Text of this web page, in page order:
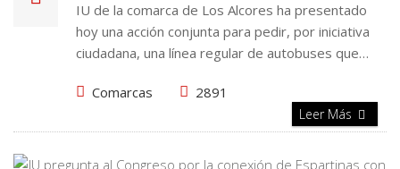
IU de la comarca de Los Alcores ha presentado
hoy una acción conjunta para pedir, por iniciativa
ciudadana, una línea regular de autobuses que…
Comarcas 2891
Leer Más